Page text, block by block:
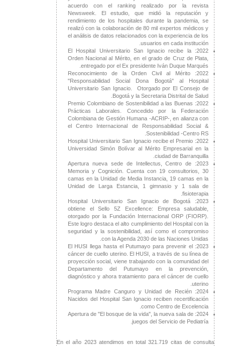
acuerdo con el ranking realizado por la revista
Newsweek. El estudio, que midió la reputación y
rendimiento de los hospitales durante la pandemia, se
realizó con la colaboración de 80 mil expertos médicos y
el análisis de datos relacionados con la experiencia de los
usuarios en cada institución.
2022: El Hospital Universitario San Ignacio recibe la
Orden Nacional al Mérito, en el grado de Cruz de Plata,
entregado por el Ex presidente Iván Duque Marqués.
2022: Reconocimiento de la Orden Civil al Mérito
"Responsabilidad Social Dona Bogotá" al Hospital
Universitario San Ignacio. Otorgado por El Consejo de
Bogotá y la Secretaria Distrital de Salud.
2022: Premio Colombiano de Sostenibilidad a las Buenas
Prácticas Laborales. Concedido por la Federación
Colombiana de Gestión Humana -ACRIP-, en alianza con
el Centro Internacional de Responsabilidad Social &
Sostenibilidad -Centro RS. ​
2022: Hospital Universitario San Ignacio recibe el Premio
Universidad Simón Bolívar al Mérito Empresarial en la
ciudad de Barranquilla.
2023: Apertura nueva sede de Intellectus, Centro de
Memoria y Cognición. Cuenta con 19 consultorios, 30
camas en la Unidad de Media Instancia, 19 camas en la
Unidad de Larga Estancia, 1 gimnasio y 1 sala de
fisioterapia.
2023: Hospital Universitario San Ignacio de Bogotá
obtiene el Sello 5Z Excellence: Empresa saludable,
otorgado por la Fundación Internacional ORP (FIORP).
Este logro destaca el alto cumplimiento del Hospital con la
seguridad y la sostenibilidad, así como el compromiso
con la Agenda 2030 de las Naciones Unidas.
2023: El HUSI llega hasta el Putumayo para prevenir el
cáncer de cuello uterino. El HUSI, a través de su línea de
proyección social, viene trabajando con la comunidad del
Departamento del Putumayo en la prevención,
diagnóstico y ahora tratamiento para el cáncer de cuello
uterino.
2024: Programa Madre Canguro y Unidad de Recién
Nacidos del Hospital San Ignacio reciben recertificación
como Centro de Excelencia.
2024: Apertura de "El bosque de la vida", la nueva sala de
juegos del Servicio de Pediatría.
En el año 2023 atendimos en total 321.719 citas de consulta